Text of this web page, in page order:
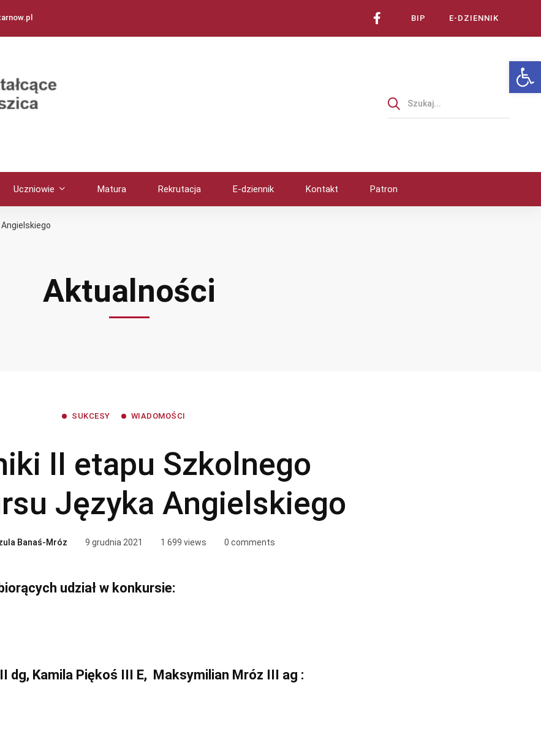
BIP E-DZIENNIK
Uczniowie Matura Rekrutacja E-dziennik Kontakt Patron
Aktualności
SUKCESY WIADOMOŚCI
II etapu Szkolnego
Języka Angielskiego
Banaś-Mróz 9 grudnia 2021 1 699 views 0 comments
udział w konkursie:
dg, Kamila Piękoś III E, Maksymilian Mróz III ag :